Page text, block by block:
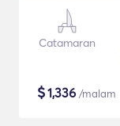
Catamaran
$1,336 /malam